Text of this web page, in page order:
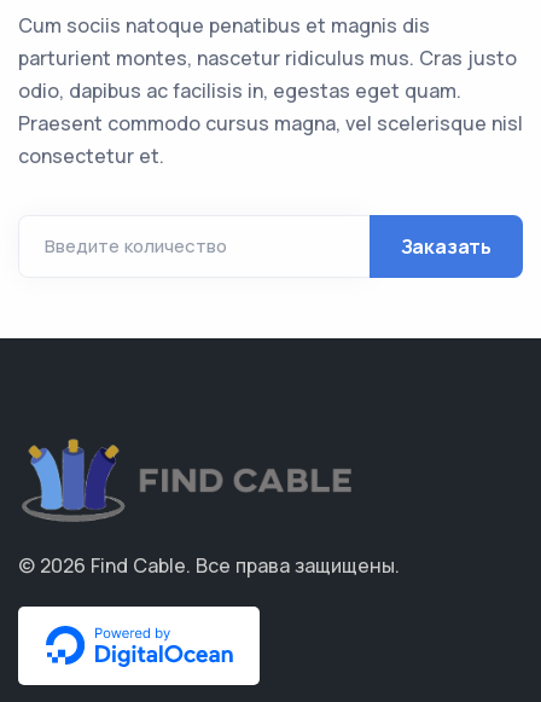
Cum sociis natoque penatibus et magnis dis
parturient montes, nascetur ridiculus mus. Cras justo
odio, dapibus ac facilisis in, egestas eget quam.
Praesent commodo cursus magna, vel scelerisque nisl
consectetur et.
Введите количество Заказать
© 2026 Find Cable. Все права защищены.